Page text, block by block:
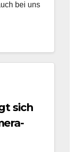
bei uns
sich